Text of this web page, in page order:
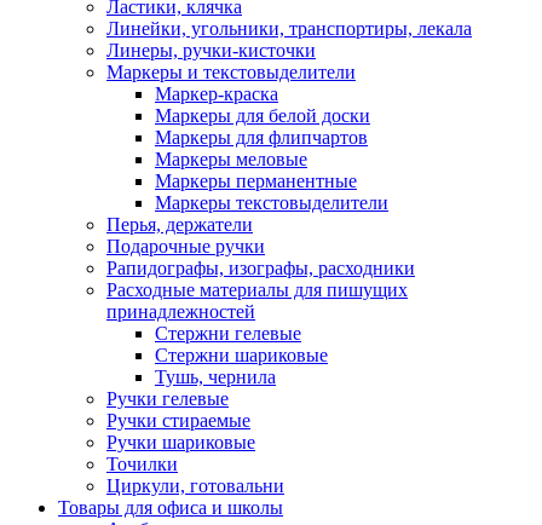
Ластики, клячка
Линейки, угольники, транспортиры, лекала
Линеры, ручки-кисточки
Маркеры и текстовыделители
Маркер-краска
Маркеры для белой доски
Маркеры для флипчартов
Маркеры меловые
Маркеры перманентные
Маркеры текстовыделители
Перья, держатели
Подарочные ручки
Рапидографы, изографы, расходники
Расходные материалы для пишущих
принадлежностей
Стержни гелевые
Стержни шариковые
Тушь, чернила
Ручки гелевые
Ручки стираемые
Ручки шариковые
Точилки
Циркули, готовальни
Товары для офиса и школы